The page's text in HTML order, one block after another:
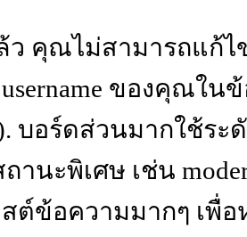
ว คุณไม่สามารถแก้
ของคุณใ
บอร์ดส่วนมากใช้ร
านะพิเศษ เช่น
ต์ข้อความมากๆ เพื่